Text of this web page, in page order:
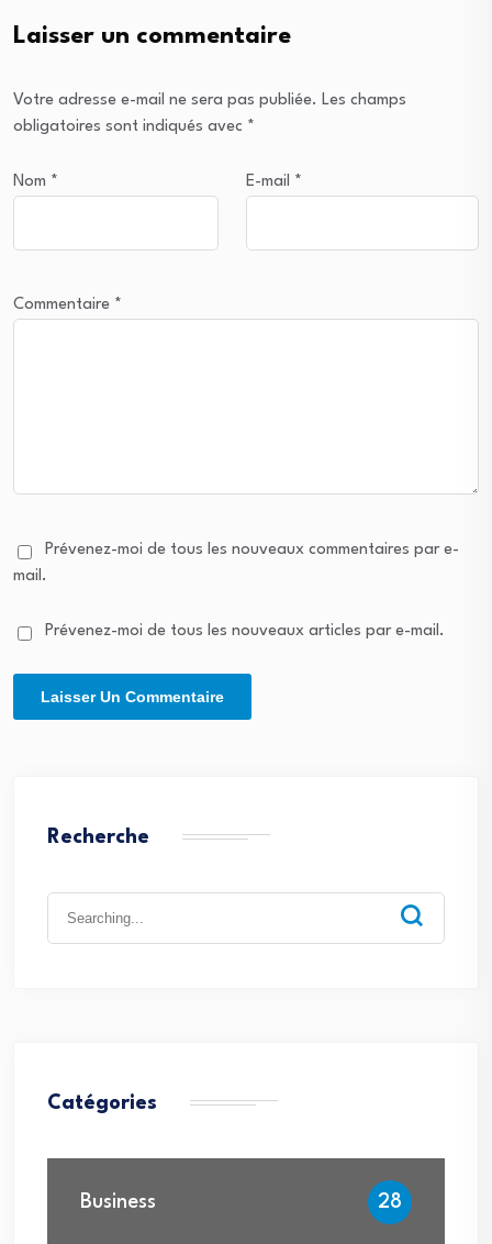
Laisser un commentaire
Votre adresse e-mail ne sera pas publiée. Les champs
obligatoires sont indiqués avec *
Nom * E-mail *
Commentaire *
Prévenez-moi de tous les nouveaux commentaires par e-
mail.
Prévenez-moi de tous les nouveaux articles par e-mail.
Recherche
Catégories
Business 28